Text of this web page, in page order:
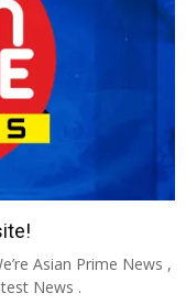
Asian Prime News ,
News .